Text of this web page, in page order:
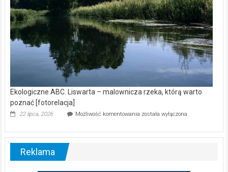
Ekologiczne ABC. Liswarta – malownicza rzeka, którą warto
poznać [fotorelacja]
22 lipca, 2026 Możliwość komentowania Ekologiczne
–
warto
została wyłączona
Reklama